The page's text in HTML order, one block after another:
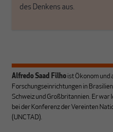
des Denkens aus.
Alfredo Saad Filho ist Ökonom und
Forschungseinrichtungen in
Schweiz und Großbritannien. Er
bei der Konferenz der Vereinten
(UNCTAD).